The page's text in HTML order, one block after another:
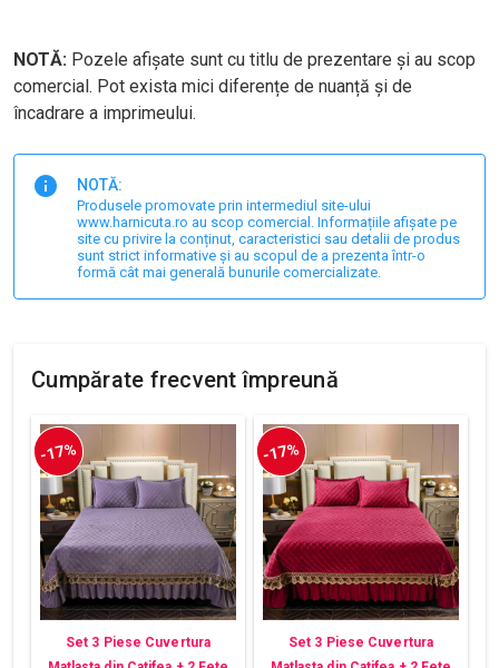
NOTĂ: Pozele afișate sunt cu titlu de prezentare și au scop
comercial. Pot exista mici diferențe de nuanță și de
încadrare a imprimeului.
NOTĂ:
Produsele promovate prin intermediul site-ului
www.harnicuta.ro au scop comercial. Informațiile afișate pe
site cu privire la conținut, caracteristici sau detalii de produs
sunt strict informative și au scopul de a prezenta într-o
formă cât mai generală bunurile comercializate.
Cumpărate frecvent împreună
-17%
Set 3 Piese Cuvertura
-17%
Set 3 Piese Cuvertura